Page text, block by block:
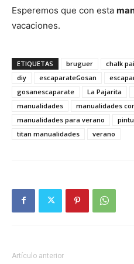
Esperemos que con esta
vacaciones.
ETIQUETAS bruguer chalk
diy
escaparateGosan
gosanescaparate
La Pajarita
manualidades
manualidades
manualidades para verano
titan manualidades
verano
Artículo anterior